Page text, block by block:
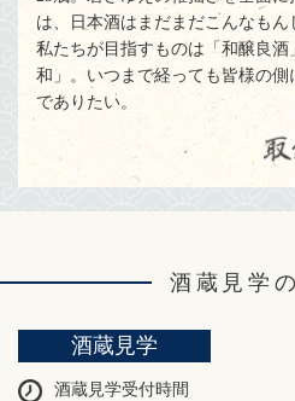
は、日本酒はまだまだこんなもん
私たちが目指すものは「和醸良酒
和」。いつまで経っても皆様の
でありたい。
酒蔵見学
酒蔵見学
酒蔵見学受付時間